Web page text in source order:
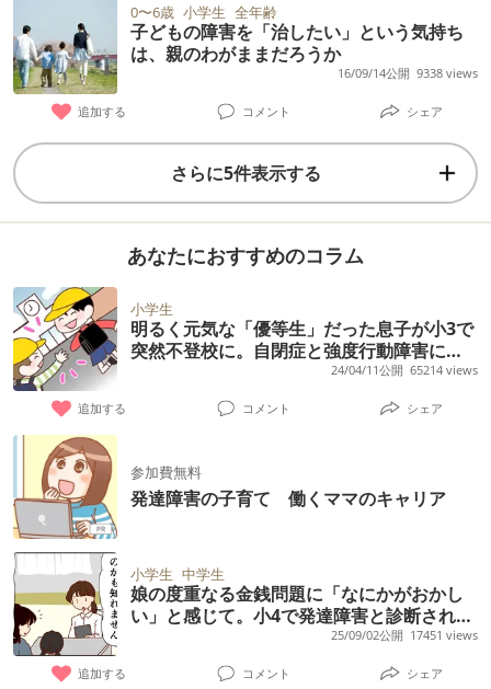
0〜6歳 小学生 全年齢
子どもの障害を「治したい」という気持ち
は、親のわがままだろうか
16/09/14公開 9338 views
追加する コメント シェア
さらに5件表示する
あなたにおすすめのコラム
小学生
明るく元気な「優等生」だった息子が小3で
突然不登校に。自閉症と強度行動障害に気
24/04/11公開 65214 views
追加する コメント シェア
参加費無料
発達障害の子育て 働くママのキャリア
小学生 中学生
娘の度重なる金銭問題に「なにかがおかし
い」と感じて。小4で発達障害と診断される
25/09/02公開 17451 views
追加する コメント シェア